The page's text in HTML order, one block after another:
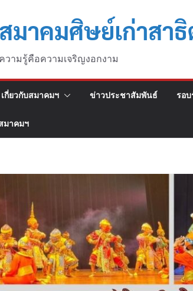
สมาคมศิษย์เก่าสา
ความรู้คือความเจริญงอกงาม
เกี่ยวกับสมาคมฯ ข่าวประชาสัมพันธ์ รอ
มาคมฯ